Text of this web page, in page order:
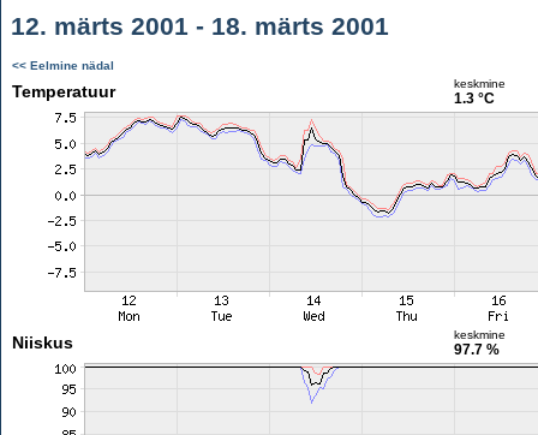
12. märts 2001 - 18. märts 2001
<< Eelmine nädal
Temperatuur keskmine
1.3 °C
Niiskus keskmine
97.7 %